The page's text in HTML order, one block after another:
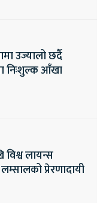
उज्यालो छर्दै
निःशुल्क आँखा
विश्व लायन्स
प्रेरणादायी